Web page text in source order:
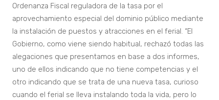
Ordenanza Fiscal reguladora de la tasa por el
aprovechamiento especial del dominio público mediante
la instalación de puestos y atracciones en el ferial. “El
Gobierno, como viene siendo habitual, rechazó todas las
alegaciones que presentamos en base a dos informes,
uno de ellos indicando que no tiene competencias y el
otro indicando que se trata de una nueva tasa, curioso
cuando el ferial se lleva instalando toda la vida, pero lo